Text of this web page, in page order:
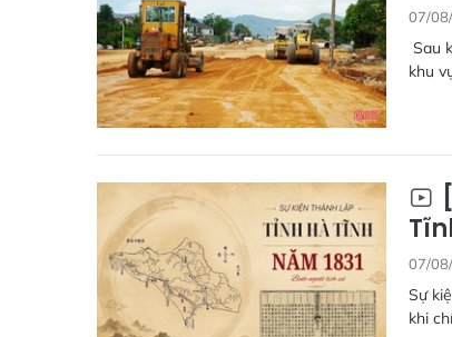
07/
Sau
khu
07/
Sự
khi